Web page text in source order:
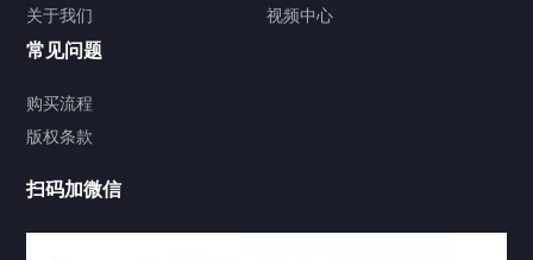
关于我们
视频中心
常见问题
购买流程
版权条款
扫码加微信